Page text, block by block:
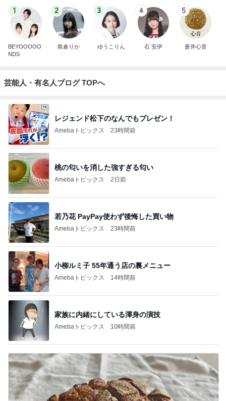
1
BEYOOOOO
NDS
2
島倉りか
3
ゆうこりん
4
石 安伊
5
蒼井心音
芸能人・有名人ブログ TOPへ
レジェンド松下のなんでもプレゼン！
Amebaトピックス 23時間前
桃の匂いを消した強すぎる匂い
Amebaトピックス 2日前
若乃花 PayPay使わず後悔した買い物
Amebaトピックス 23時間前
小柳ルミ子 55年通う店の裏メニュー
Amebaトピックス 14時間前
家族に内緒にしている渾身の演技
Amebaトピックス 10時間前